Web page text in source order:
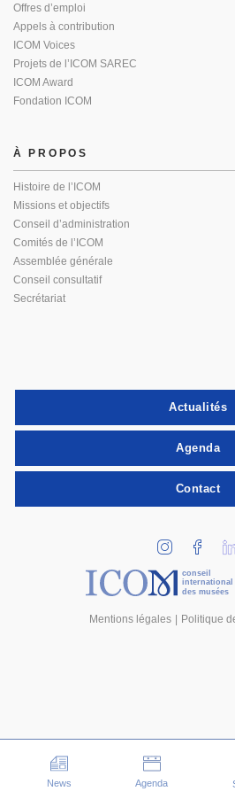
Evénements
News Agenda
Offres d’emploi
Appels à contribution
ICOM Voices
Projets de l’ICOM SAREC
ICOM Award
Fondation ICOM
À PROPOS
Histoire de l’ICOM
Missions et objectifs
Conseil d’administration
Comités de l’ICOM
Assemblée générale
Conseil consultatif
Secrétariat
Actualités
Agenda
Contact
conseil
international
des musées
Mentions légales Politique